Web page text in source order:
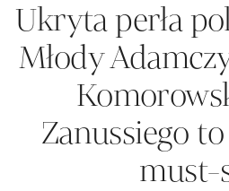
Ukryta perła
Młody
Zanussiego
must-